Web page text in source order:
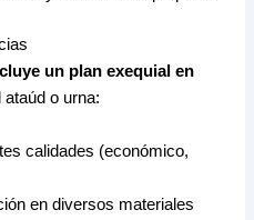
un plan exequial en
o urna:
calidades (económico,
en diversos materiales